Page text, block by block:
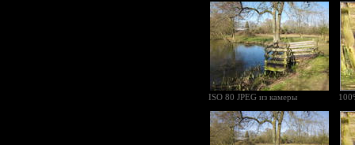
ISO 80 JPEG из камеры